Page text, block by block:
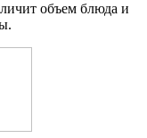
объем блюда и